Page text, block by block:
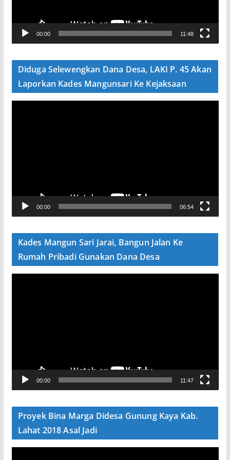
V
e
00:00 11:48
Diduga Selewengkan Dana Desa, LAKI P. 45 Akan
Laporkan Kades Mangunsari Ke Kejaksaan
V
e
00:00 06:54
Kades Mangun Sari Jarai, Bangun Jalan Ke
Rumah Pribadi Gunakan Dana Desa
V
e
00:00 11:47
Proyek Bina Marga Didesa Gunung Kaya Kab.
Lahat 2018 Asal Jadi